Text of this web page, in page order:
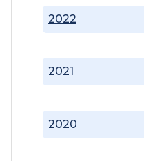
2020
2021
2022